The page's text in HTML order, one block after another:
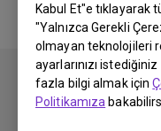
Kabul Et"e tıklayarak
"Yalnızca Gerekli
olmayan teknolojileri
ayarlarınızı
fazla bilgi almak için
Politikamıza